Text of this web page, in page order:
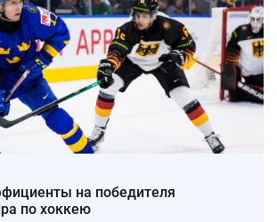
на победителя
по хоккею